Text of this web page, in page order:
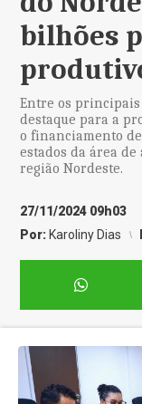
bilhões
Entre os
destaque para a
o financiamento
estados da área
região Nordeste.
27/11/2024 09h03
Por: Karoliny Dias